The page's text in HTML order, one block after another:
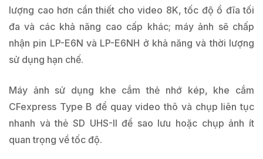
lượng cao hơn cần thiết cho video 8K, tốc độ ổ đĩa tối
đa và các khả năng cao cấp khác; máy ảnh sẽ chấp
nhận pin LP-E6N và LP-E6NH ở khả năng và thời lượng
sử dụng hạn chế.
Máy ảnh sử dụng khe cắm thẻ nhớ kép, khe cắm
CFexpress Type B để quay video thô và chụp liên tục
nhanh và thẻ SD UHS-II để sao lưu hoặc chụp ảnh ít
quan trọng về tốc độ.